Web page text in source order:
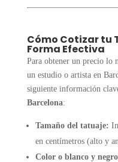
Cómo Cotizar tu
Forma Efectiva
Para obtener un precio lo
un estudio o artista en
siguiente información
Barcelona:
Tamaño del tatuaje:
en centímetros (alto y
Color o blanco y